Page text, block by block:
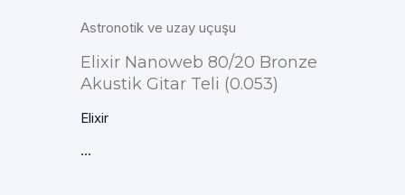
Astronotik ve uzay uçuşu
Elixir Nanoweb 80/20 Bronze
Akustik Gitar Teli (0.053)
Elixir
...